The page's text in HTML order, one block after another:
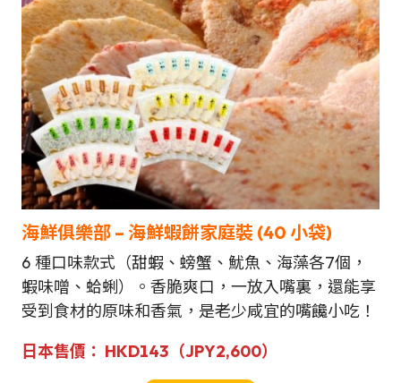
海鮮俱樂部 – 海鮮蝦餅家庭裝 (40 小袋)
6 種口味款式（甜蝦、螃蟹、魷魚、海藻各7個，
蝦味噌、蛤蜊）。香脆爽口，一放入嘴裏，還能享
受到食材的原味和香氣，是老少咸宜的嘴饞小吃！
日本售價： HKD143（JPY2,600）